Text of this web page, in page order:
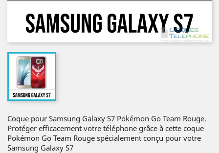
Coque pour Samsung Galaxy S7 Pokémon Go Team Rouge.
Protéger efficacement votre téléphone grâce à cette coque
Pokémon Go Team Rouge spécialement conçu pour votre
Samsung Galaxy S7